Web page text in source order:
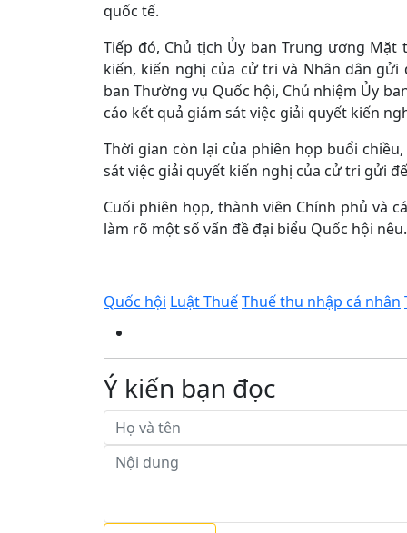
quốc tế.
Tiếp đó, Chủ tịch Ủy ban Trung ương
kiến, kiến nghị của cử tri và Nhân dân
ban Thường vụ Quốc hội, Chủ nhiệm Ủy
cáo kết quả giám sát việc giải quyết kiến
Thời gian còn lại của phiên họp buổi
sát việc giải quyết kiến nghị của cử tri gửi
Cuối phiên họp, thành viên Chính phủ và
làm rõ một số vấn đề đại biểu Quốc hội
Quốc hội Luật ThuếThuế thu nhập cá nhân
Ý kiến bạn đọc